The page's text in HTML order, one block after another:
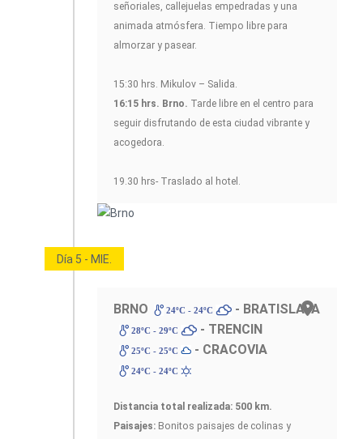
señoriales, callejuelas empedradas y una
animada atmósfera. Tiempo libre para
almorzar y pasear.
15:30 hrs. Mikulov – Salida.
16:15 hrs. Brno. Tarde libre en el centro para
seguir disfrutando de esta ciudad vibrante y
acogedora.
19.30 hrs- Traslado al hotel.
Día 5 - MIE.
BRNO 24ºC - 24ºC - BRATISLAVA
28ºC - 29ºC - TRENCIN
25ºC - 25ºC - CRACOVIA
24ºC - 24ºC
Distancia total realizada: 500 km.
Paisajes: Bonitos paisajes de colinas y